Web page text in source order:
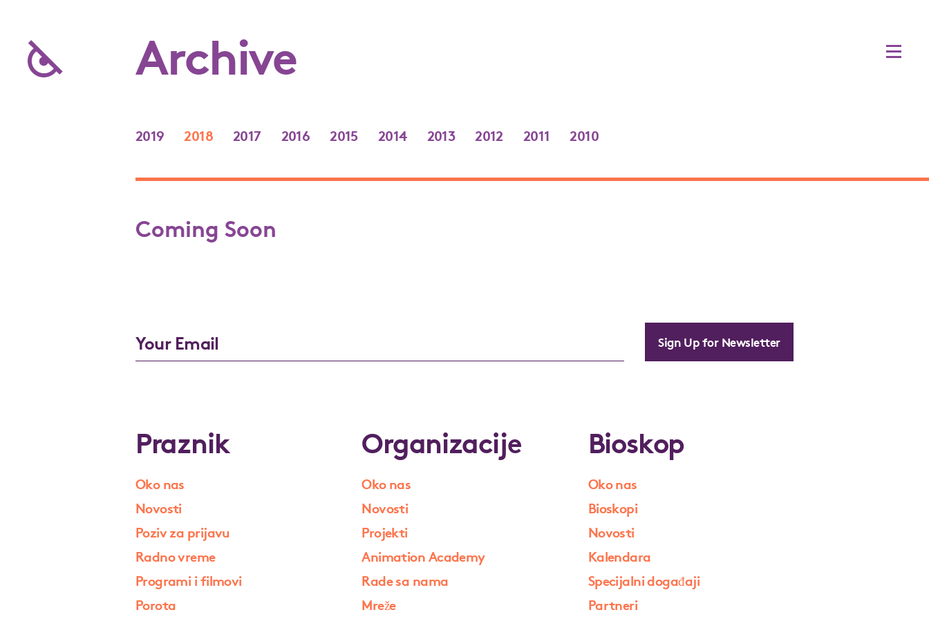
Archive
2019 2018 2017 2016 2015 2014 2013 2012 2011 2010
Coming Soon
Sign Up for Newsletter
Praznik
Oko nas
Novosti
Poziv za prijavu
Radno vreme
Programi i filmovi
Porota
Organizacije
Oko nas
Novosti
Projekti
Animation Academy
Rade sa nama
Mreže
Bioskop
Oko nas
Bioskopi
Novosti
Kalendara
Specijalni događaji
Partneri